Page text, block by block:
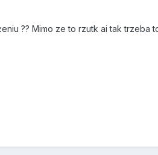
?? Mimo ze to rzutk ai tak